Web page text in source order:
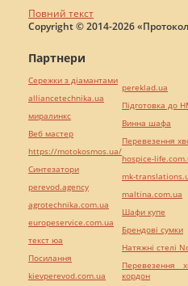
Повний текст
Copyright © 2014-2026
Партнери
Сережки з діамантами
alliancetechnika.ua
миралинкс
Веб мастер
https://motokosmos.ua/
Синтезатори
perevod.agency
agrotechnika.com.ua
europeservice.com.ua
текст юа
Посилання
kievperevod.com.ua
pereklad.ua
Підготовка до
Винна шафа
Перевезення
hospice-
mk-
maltina.com.ua
Шафи купе
Брендові сумки
Натяжні стелі
Перевезення
кордон